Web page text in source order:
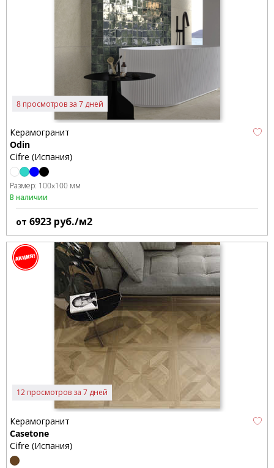
8 просмотров за 7 дней
Керамогранит
Odin
Cifre (Испания)
Размер: 100x100 мм
В наличии
от 6923 руб./м2
12 просмотров за 7 дней
Керамогранит
Casetone
Cifre (Испания)